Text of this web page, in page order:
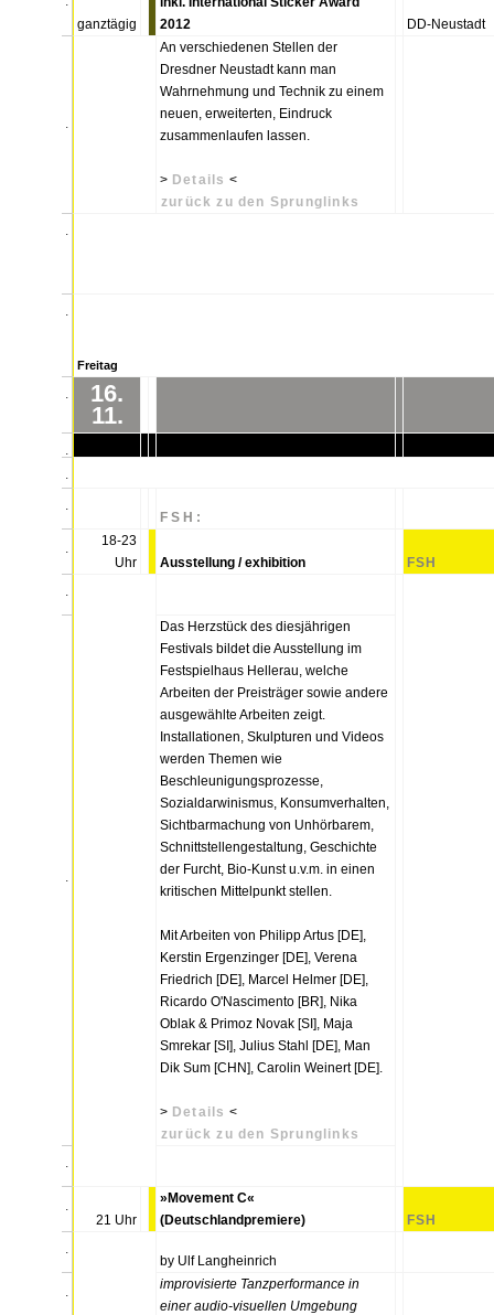
ganztägig
2012
DD-Neustadt
.
An verschiedenen Stellen der
Dresdner Neustadt kann man
Wahrnehmung und Technik zu einem
neuen, erweiterten, Eindruck
zusammenlaufen lassen.
> Details <
zurück zu den Sprunglinks
.
.
Freitag
.
16.
11.
.
.
.
F S H :
.
18-23
Uhr
Ausstellung / exhibition
FSH
.
.
Das Herzstück des diesjährigen
Festivals bildet die Ausstellung im
Festspielhaus Hellerau, welche
Arbeiten der Preisträger sowie andere
ausgewählte Arbeiten zeigt.
Installationen, Skulpturen und Videos
werden Themen wie
Beschleunigungsprozesse,
Sozialdarwinismus, Konsumverhalten,
Sichtbarmachung von Unhörbarem,
Schnittstellengestaltung, Geschichte
der Furcht, Bio-Kunst u.v.m. in einen
kritischen Mittelpunkt stellen.
Mit Arbeiten von Philipp Artus [DE],
Kerstin Ergenzinger [DE], Verena
Friedrich [DE], Marcel Helmer [DE],
Ricardo O'Nascimento [BR], Nika
Oblak & Primoz Novak [SI], Maja
Smrekar [SI], Julius Stahl [DE], Man
Dik Sum [CHN], Carolin Weinert [DE].
> Details <
zurück zu den Sprunglinks
.
.
21 Uhr
»Movement C«
(Deutschlandpremiere)
FSH
.
by Ulf Langheinrich
.
improvisierte Tanzperformance in
einer audio-visuellen Umgebung